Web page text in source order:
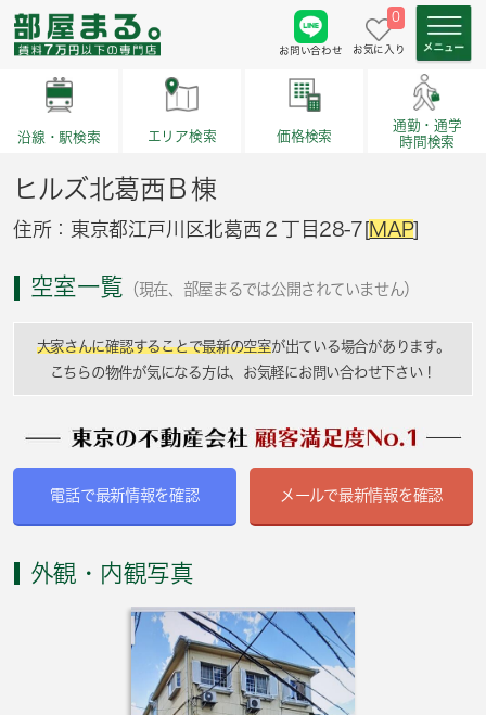
お問い合わせ
0
お気に入り
沿線・駅検索 エリア検索 価格検索
通勤・通学
時間検索
ヒルズ北葛西Ｂ棟
住所：東京都江戸川区北葛西２丁目28-7[MAP]
空室一覧 （現在、部屋まるでは公開されていません）
大家さんに確認することで最新の空室が出ている場合があります。
こちらの物件が気になる方は、お気軽にお問い合わせ下さい！
電話で最新情報を確認 メールで最新情報を確認
外観・内観写真